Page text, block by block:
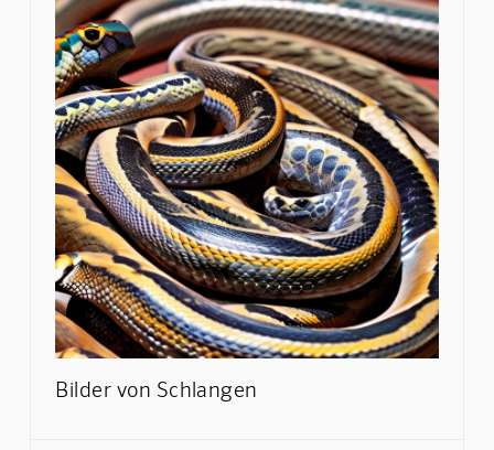
Bilder von Schlangen